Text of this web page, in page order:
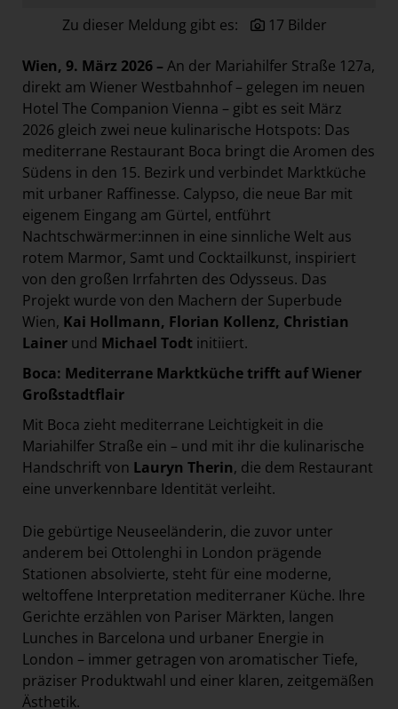
section.d
Swiss Life Select
The Companion
The Hoxton
Unibail-Rodamco-Westfield
Vöslauer
MEDIA
KONTAKT
Zu dieser Meldung gibt es: 17 Bilder
Wien, 9. März 2026 – An der Mariahilfer Straße 127a,
direkt am Wiener Westbahnhof – gelegen im neuen
Hotel The Companion Vienna – gibt es seit März
2026 gleich zwei neue kulinarische Hotspots: Das
mediterrane Restaurant Boca bringt die Aromen des
Südens in den 15. Bezirk und verbindet Marktküche
mit urbaner Raffinesse. Calypso, die neue Bar mit
eigenem Eingang am Gürtel, entführt
Nachtschwärmer:innen in eine sinnliche Welt aus
rotem Marmor, Samt und Cocktailkunst, inspiriert
von den großen Irrfahrten des Odysseus. Das
Projekt wurde von den Machern der Superbude
Wien, Kai Hollmann, Florian Kollenz, Christian
Lainer und Michael Todt initiiert.
Boca: Mediterrane Marktküche trifft auf Wiener
Großstadtflair
Mit Boca zieht mediterrane Leichtigkeit in die
Mariahilfer Straße ein – und mit ihr die kulinarische
Handschrift von Lauryn Therin, die dem Restaurant
eine unverkennbare Identität verleiht.
Die gebürtige Neuseeländerin, die zuvor unter
anderem bei Ottolenghi in London prägende
Stationen absolvierte, steht für eine moderne,
weltoffene Interpretation mediterraner Küche. Ihre
Gerichte erzählen von Pariser Märkten, langen
Lunches in Barcelona und urbaner Energie in
London – immer getragen von aromatischer Tiefe,
präziser Produktwahl und einer klaren, zeitgemäßen
Ästhetik.